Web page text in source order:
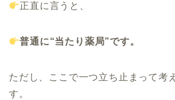
正直に言うと、
普通に“当たり薬局”です。
ただし、ここで一つ立ち止まって考
す。